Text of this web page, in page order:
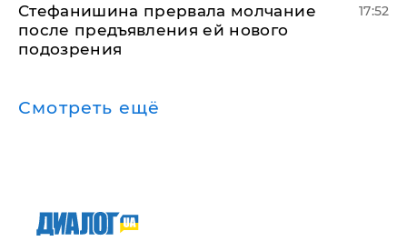
Стефанишина прервала молчание
после предъявления ей нового
подозрения
17:52
Смотреть ещё